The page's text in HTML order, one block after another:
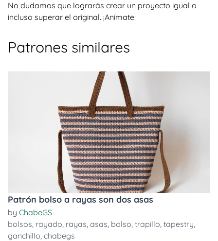
No dudamos que lograrás crear un proyecto igual o
incluso superar el original. ¡Anímate!
Patrones similares
Patrón bolso a rayas son dos asas
by ChabeGS
bolsos, rayado, rayas, asas, bolso, trapillo, tapestry,
ganchillo, chabegs